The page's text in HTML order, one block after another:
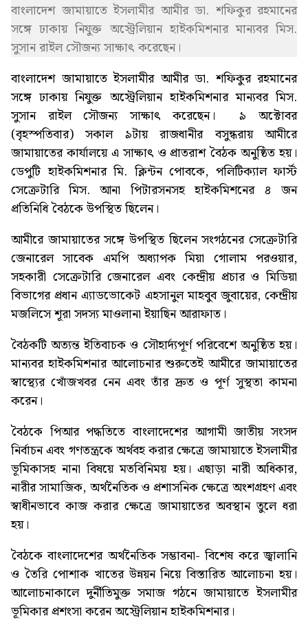
বাংলাদেশ জামায়াতে ইসলামীর আমীর ডা. শফিকুর রহমানের
সঙ্গে ঢাকায় নিযুক্ত অস্ট্রেলিয়ান হাইকমিশনার মান্যবর মিস.
সুসান রাইল সৌজন্য সাক্ষাৎ করেছেন।
বাংলাদেশ জামায়াতে ইসলামীর আমীর ডা. শফিকুর রহমানের
সঙ্গে ঢাকায় নিযুক্ত অস্ট্রেলিয়ান হাইকমিশনার মান্যবর মিস.
সুসান রাইল সৌজন্য সাক্ষাৎ করেছেন। ৯ অক্টোবর
(বৃহস্পতিবার) সকাল ৯টায় রাজধানীর বসুন্ধরায় আমীরে
জামায়াতের কার্যালয়ে এ সাক্ষাৎ ও প্রাতরাশ বৈঠক অনুষ্ঠিত হয়।
ডেপুটি হাইকমিশনার মি. ক্লিন্টন পোবকে, পলিটিক্যাল ফার্স্ট
সেক্রেটারি মিস. আনা পিটারসনসহ হাইকমিশনের ৪ জন
প্রতিনিধি বৈঠকে উপস্থিত ছিলেন।
আমীরে জামায়াতের সঙ্গে উপস্থিত ছিলেন সংগঠনের সেক্রেটারি
জেনারেল সাবেক এমপি অধ্যাপক মিয়া গোলাম পরওয়ার,
সহকারী সেক্রেটারি জেনারেল এবং কেন্দ্রীয় প্রচার ও মিডিয়া
বিভাগের প্রধান এ্যাডভোকেট এহসানুল মাহবুব জুবায়ের, কেন্দ্রীয়
মজলিসে শূরা সদস্য মাওলানা ইয়াছিন আরাফাত।
বৈঠকটি অত্যন্ত ইতিবাচক ও সৌহার্দ্যপূর্ণ পরিবেশে অনুষ্ঠিত হয়।
মান্যবর হাইকমিশনার আলোচনার শুরুতেই আমীরে জামায়াতের
স্বাস্থ্যের খোঁজখবর নেন এবং তাঁর দ্রুত ও পূর্ণ সুস্থতা কামনা
করেন।
বৈঠকে পিআর পদ্ধতিতে বাংলাদেশের আগামী জাতীয় সংসদ
নির্বাচন এবং গণতন্ত্রকে অর্থবহ করার ক্ষেত্রে জামায়াতে ইসলামীর
ভূমিকাসহ নানা বিষয়ে মতবিনিময় হয়। এছাড়া নারী অধিকার,
নারীর সামাজিক, অর্থনৈতিক ও প্রশাসনিক ক্ষেত্রে অংশগ্রহণ এবং
স্বাধীনভাবে কাজ করার ক্ষেত্রে জামায়াতের অবস্থান তুলে ধরা
হয়।
বৈঠকে বাংলাদেশের অর্থনৈতিক সম্ভাবনা- বিশেষ করে জ্বালানি
ও তৈরি পোশাক খাতের উন্নয়ন নিয়ে বিস্তারিত আলোচনা হয়।
আলোচনাকালে দুর্নীতিমুক্ত সমাজ গঠনে জামায়াতে ইসলামীর
ভূমিকার প্রশংসা করেন অস্ট্রেলিয়ান হাইকমিশনার।